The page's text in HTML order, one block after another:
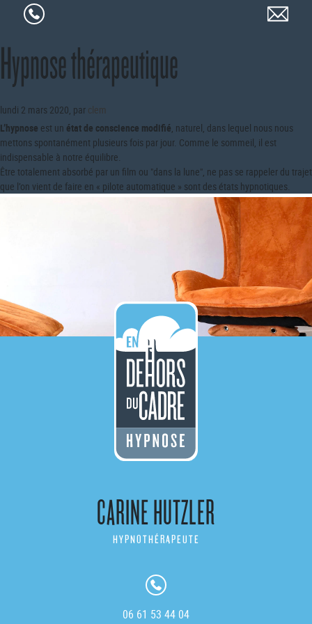
Hypnose thérapeutique
lundi 2 mars 2020 par clem
L’hypnose est un état de conscience modifié , naturel, dans lequel nous nous
mettons spontanément plusieurs fois par jour. Comme le sommeil, il est
indispensable à notre équilibre.
Être totalement absorbé par un film ou "dans la lune", ne pas se rappeler du trajet
que l’on vient de faire en « pilote automatique » sont des états hypnotiques.
CARINE HUTZLER
HYPNOTHÉRAPEUTE
06 61 53 44 04